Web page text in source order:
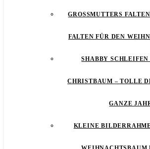
GROSSMUTTERS
ALTEN FÜR DEN
SHABBY SCHLEIFEN
CHRISTBAUM – TOLLE
GANZE
KLEINE